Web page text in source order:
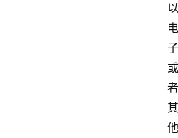
以
电
子
或
者
其
他